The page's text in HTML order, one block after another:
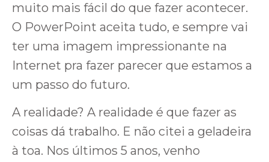
muito mais fácil do que fazer acontecer.
O PowerPoint aceita tudo, e sempre vai
ter uma imagem impressionante na
Internet pra fazer parecer que estamos a
um passo do futuro.
A realidade? A realidade é que fazer as
coisas dá trabalho. E não citei a geladeira
à toa. Nos últimos 5 anos, venho